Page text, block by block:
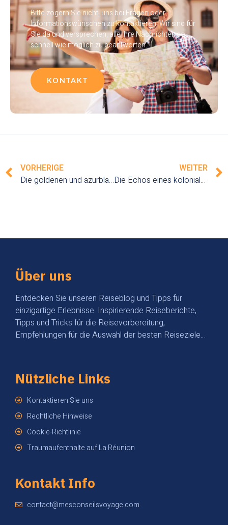
Bitte zögern Sie nicht, uns bei Fragen oder
Informationswünschen zu kontaktieren. Wir sind für
Sie da und versprechen, alle Ihre Nachrichten so
schnell wie möglich zu beantworten.
KONTAKT
VORHERIGE
Die goldenen und azurblauen Reflexe des Atitlán-Sees in Guatemala: eine Ode an die natürliche Schönheit
WEITER
Die Echos eines kolonialen Erbes in El Salvador: ein bezaubernder Rundgang zwischen Geschichte und Architektur
Über uns
Entdecken Sie unseren Reiseblog und Tipps für
einzigartige Erlebnisse. Inspirierende Reiseberichte,
Tipps und Tricks für die Reisevorbereitung,
Empfehlungen für die Auswahl der besten Reiseziele…
Nützliche Links
Kontaktieren Sie uns
Rechtliche Hinweise
Cookie-Richtlinie
Traumaufenthalte auf La Réunion
Kontakt Info
contact@mesconseilsvoyage.com